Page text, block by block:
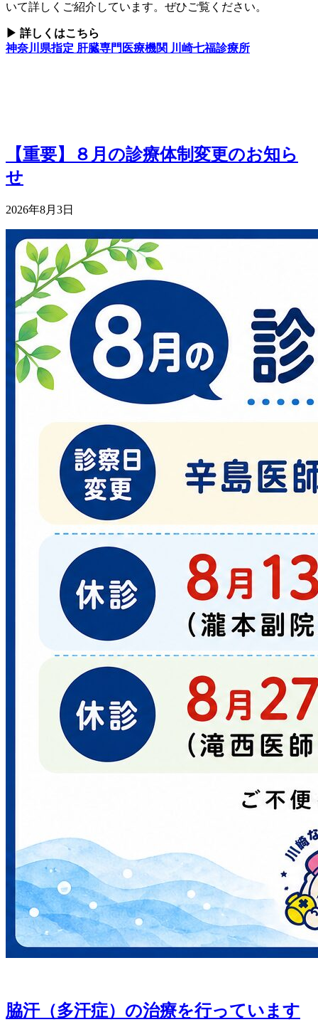
いて詳しくご紹介しています。ぜひご覧ください。
▶ 詳しくはこちら
神奈川県指定 肝臓専門医療機関 川崎七福診療所
【重要】８月の診療体制変更のお知ら
せ
2026年8月3日
脇汗（多汗症）の治療を行っています